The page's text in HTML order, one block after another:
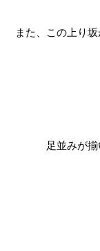
また、この上り
足並みが